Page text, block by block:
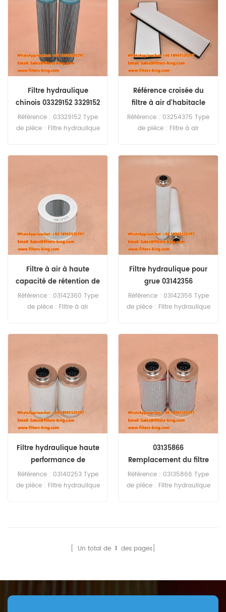
04180966 équivalent à KN
70416 pour grue
Manitowoc.
Filtre hydraulique
chinois 03329152 3329152
Référence : 03329152 Type
de pièce : Filtre hydraulique
Référence croisée du
filtre à air d'habitacle
03254375
Référence : 03254375 Type
de pièce : Filtre à air
rechange Quantité
minimale de commande :
20 pièces
Filtre à air à haute
capacité de rétention de
poussière 03142360
3142360
Référence : 03142360 Type
de pièce : Filtre à air
Filtre hydraulique pour
grue 03142356
Référence : 03142356 Type
de pièce : Filtre hydraulique
Filtre hydraulique haute
performance de
remplacement 03140253
Référence : 03140253 Type
de pièce : Filtre hydraulique
P764665 SH 75160 pour
03135866
Remplacement du filtre
hydraulique
Référence : 03135866 Type
de pièce : Filtre hydraulique
75160 pour grue
[ Un total de 1 des pages]